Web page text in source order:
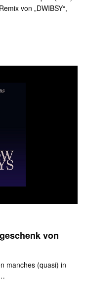
von „DWIBSY“,
von
manches (quasi) in